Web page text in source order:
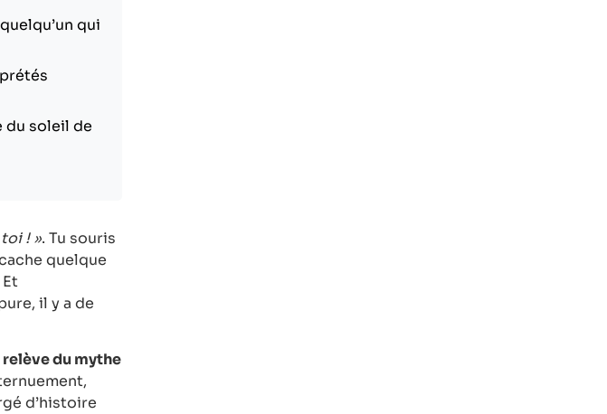
qui
du soleil de
! ». Tu souris
quelque
il y a de
relève du mythe
d’histoire